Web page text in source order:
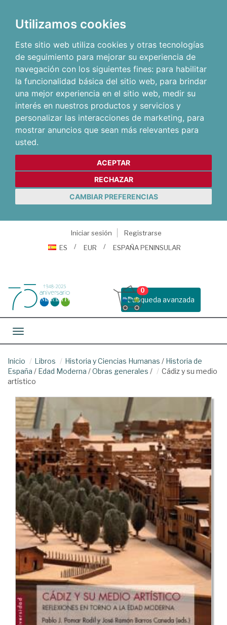
Utilizamos cookies
Este sitio web utiliza cookies y otras tecnologías
de seguimiento para mejorar su experiencia de
navegación con los siguientes fines: para habilitar
la funcionalidad básica del sitio web, para brindar
una mejor experiencia en el sitio web, medir su
interés en nuestros productos y servicios y
personalizar las interacciones de marketing, para
mostrar anuncios que sean más relevantes para
usted.
ACEPTAR
RECHAZAR
CAMBIAR PREFERENCIAS
Iniciar sesión
Registrarse
ES
EUR ESPAÑA PENINSULAR
Busqueda avanzada
0
Toggle navigation
Inicio Libros Historia y Ciencias Humanas / Historia de
España / Edad Moderna /Obras generales /
Cádiz y su medio
artístico